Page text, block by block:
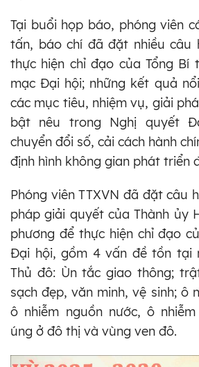
Tại buổi họp báo, phóng viên
tấn, báo chí đã đặt nhiều câu
thực hiện chỉ đạo của Tổng Bí
mạc Đại hội; những kết quả
các mục tiêu, nhiệm vụ, giải
bật nêu trong Nghị quyết
chuyển đổi số, cải cách hành
định hình không gian phát triển
Phóng viên TTXVN đã đặt câu
pháp giải quyết của Thành ủy
phương để thực hiện chỉ đạo
Đại hội, gồm 4 vấn đề tồn tại
Thủ đô: Ùn tắc giao thông;
sạch đẹp, văn minh, vệ sinh; ô
ô nhiễm nguồn nước, ô
úng ở đô thị và vùng ven đô.